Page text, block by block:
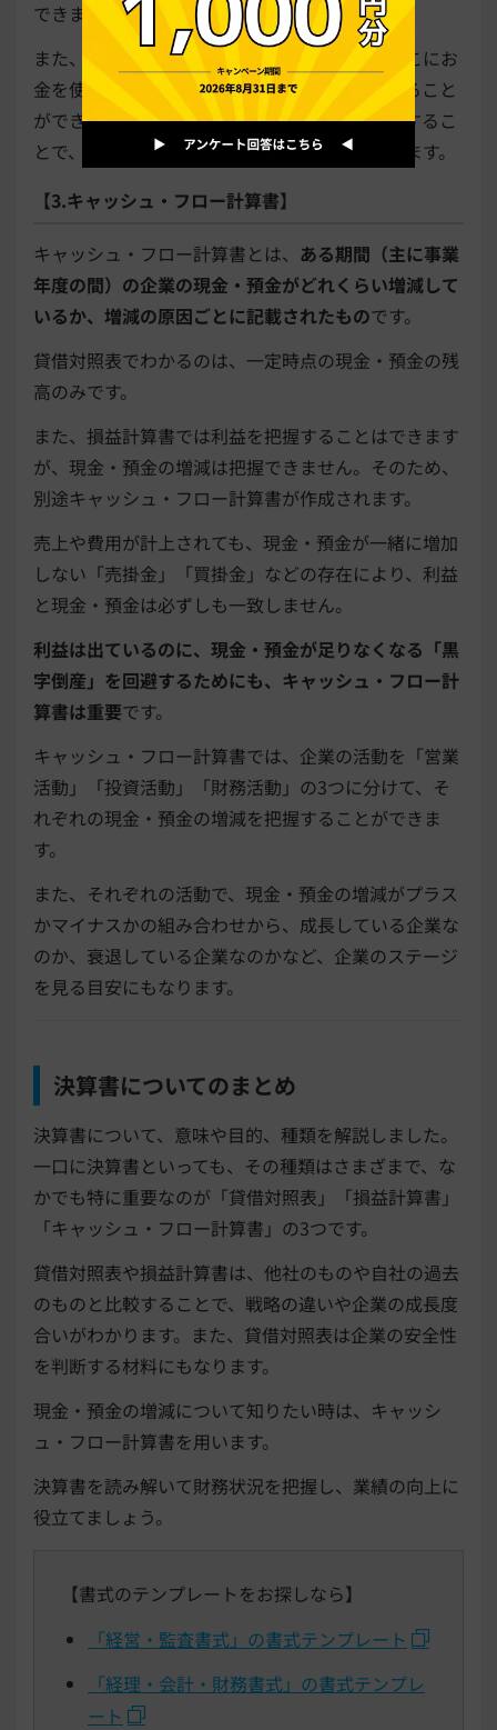
できます。
また、他社の損益計算書と比較することで、どこにお
金を使っているかを比較でき、企業の戦略を見ること
ができます。さらに、過去の損益計算書と比較するこ
とで、売上の伸びや企業の成長度合いがわかります。
【3.キャッシュ・フロー計算書】
キャッシュ・フロー計算書とは、 ある期間（主に事業
年度の間）の企業の現金・預金がどれくらい増減して
いるか、増減の原因ごとに記載されたものです。
貸借対照表でわかるのは、一定時点の現金・預金の残
高のみです。
また、損益計算書では利益を把握することはできます
が、現金・預金の増減は把握できません。そのため、
別途キャッシュ・フロー計算書が作成されます。
売上や費用が計上されても、現金・預金が一緒に増加
しない「売掛金」「買掛金」などの存在により、利益
と現金・預金は必ずしも一致しません。
利益は出ているのに、現金・預金が足りなくなる「黒
字倒産」を回避するためにも、キャッシュ・フロー計
算書は重要です。
キャッシュ・フロー計算書では、企業の活動を「営業
活動」「投資活動」「財務活動」の3つに分けて、そ
れぞれの現金・預金の増減を把握することができま
す。
また、それぞれの活動で、現金・預金の増減がプラス
かマイナスかの組み合わせから、成長している企業な
のか、衰退している企業なのかなど、企業のステージ
を見る目安にもなります。
決算書についてのまとめ
決算書について、意味や目的、種類を解説しました。
一口に決算書といっても、その種類はさまざまで、な
かでも特に重要なのが「貸借対照表」「損益計算書」
「キャッシュ・フロー計算書」の3つです。
貸借対照表や損益計算書は、他社のものや自社の過去
のものと比較することで、戦略の違いや企業の成長度
合いがわかります。また、貸借対照表は企業の安全性
を判断する材料にもなります。
現金・預金の増減について知りたい時は、キャッシ
ュ・フロー計算書を用います。
決算書を読み解いて財務状況を把握し、業績の向上に
役立てましょう。
【書式のテンプレートをお探しなら】
「経営・監査書式」の書式テンプレート
「経理・会計・財務書式」の書式テンプレ
ート